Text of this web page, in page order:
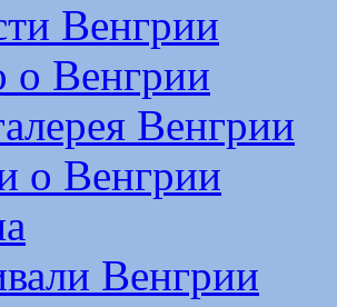
Венгрии
о Венгрии
Венгрии
о Венгрии
Венгрии